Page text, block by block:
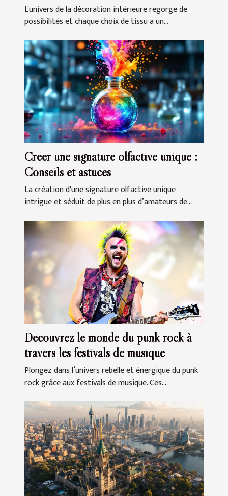
L'univers de la décoration intérieure regorge de
possibilités et chaque choix de tissu a un...
Créer une signature olfactive unique :
Conseils et astuces
La création d'une signature olfactive unique
intrigue et séduit de plus en plus d’amateurs de...
Découvrez le monde du punk rock à
travers les festivals de musique
Plongez dans l’univers rebelle et énergique du punk
rock grâce aux festivals de musique. Ces...